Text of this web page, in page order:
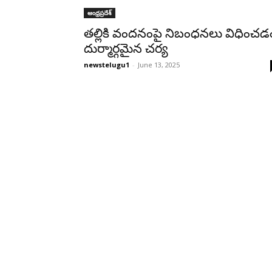
ఆంధ్రప్రదేశ్‌
తల్లికి వందనంపై నిబంధనలు
దుర్మార్గమైన చర్య
newstelugu1 - June 13, 2025